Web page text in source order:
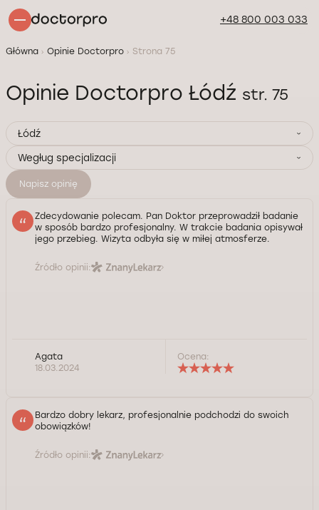
+48 800 003 033
Główna Opinie Doctorpro Strona 75
Opinie Doctorpro Łódź str. 75
Łódź
Wegług specjalizacji
Napisz opinię
Zdecydowanie polecam. Pan Doktor przeprowadził badanie
w sposób bardzo profesjonalny. W trakcie badania opisywał
jego przebieg. Wizyta odbyła się w miłej atmosferze.
Źródło opinii:
Agata
18.03.2024
Ocena:
Bardzo dobry lekarz, profesjonalnie podchodzi do swoich
obowiązków!
Źródło opinii: